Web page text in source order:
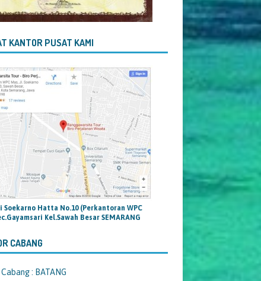
KANTOR PUSAT KAMI
Soekarno Hatta No.10 (Perkantoran WPC
Kel.Sawah Besar SEMARANG
CABANG
: BATANG